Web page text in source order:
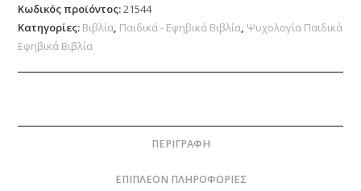
Κωδικός προϊόντος:21544
Κατηγορίες: Βιβλία, Παιδικά - Εφηβικά Βιβλία, Ψυχολογία Παιδικά
Εφηβικά Βιβλία
ΠΕΡΙΓΡΑΦΉ
ΕΠΙΠΛΈΟΝ ΠΛΗΡΟΦΟΡΊΕΣ